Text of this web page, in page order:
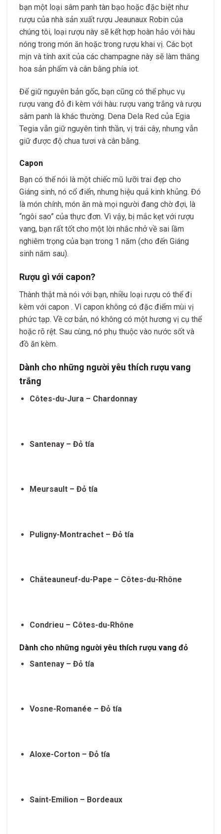
bạn một loại sâm panh tàn bạo hoặc đặc biệt như
rượu của nhà sản xuất rượu Jeaunaux Robin của
chúng tôi, loại rượu này sẽ kết hợp hoàn hảo với hàu
nóng trong món ăn hoặc trong rượu khai vị. Các bọt
mịn và tính axit của các champagne này sẽ làm thăng
hoa sản phẩm và cân bằng phía iot.
Để giữ nguyên bản gốc, bạn cũng có thể phục vụ
rượu vang đỏ đi kèm với hàu: rượu vang trắng và rượu
sâm panh là khác thường. Dena Dela Red của Egia
Tegia vẫn giữ nguyên tinh thần, vị trái cây, nhưng vẫn
giữ được độ chua tươi và cân bằng.
Capon
Bạn có thể nói là một chiếc mũ lưỡi trai đẹp cho
Giáng sinh, nó cổ điển, nhưng hiệu quả kinh khủng. Đó
là món chính, món ăn mà mọi người đang chờ đợi, là
“ngôi sao” của thực đơn. Vì vậy, bị mắc kẹt với rượu
vang, bạn rất tốt cho một lời nhắc nhở về sai lầm
nghiêm trọng của bạn trong 1 năm (cho đến Giáng
sinh năm sau).
Rượu gì với capon?
Thành thật mà nói với bạn, nhiều loại rượu có thể đi
kèm với capon . Vì capon không có đặc điểm mùi vị
phức tạp. Về cơ bản, nó không có một hương vị cụ thể
hoặc rõ rệt. Sau cùng, nó phụ thuộc vào nước sốt và
đồ ăn kèm.
Dành cho những người yêu thích rượu vang
trắng
Côtes-du-Jura – Chardonnay
Santenay – Đỏ tía
Meursault – Đỏ tía
Puligny-Montrachet – Đỏ tía
Châteauneuf-du-Pape – Côtes-du-Rhône
Condrieu – Côtes-du-Rhône
Dành cho những người yêu thích rượu vang đỏ
Santenay – Đỏ tía
Vosne-Romanée – Đỏ tía
Aloxe-Corton – Đỏ tía
Saint-Emilion – Bordeaux